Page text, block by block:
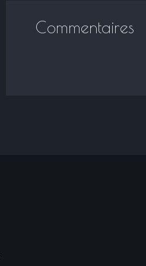
Commentaires